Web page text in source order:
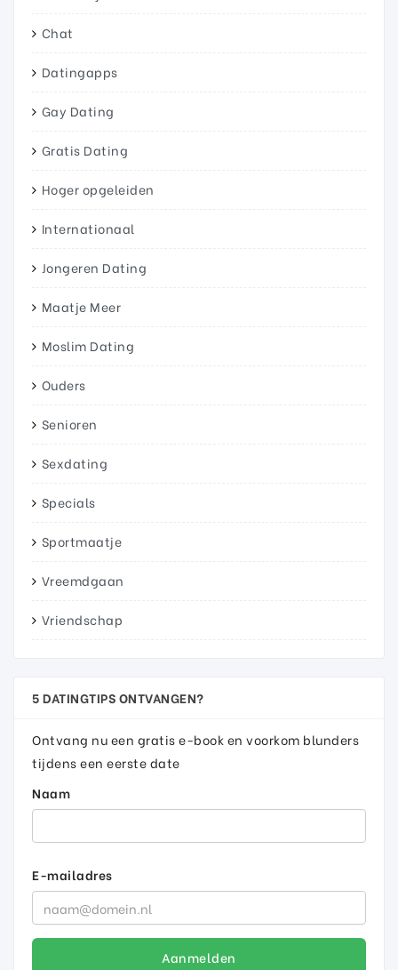
Chat
Datingapps
Gay Dating
Gratis Dating
Hoger opgeleiden
Internationaal
Jongeren Dating
Maatje Meer
Moslim Dating
Ouders
Senioren
Sexdating
Specials
Sportmaatje
Vreemdgaan
Vriendschap
5 DATINGTIPS ONTVANGEN?
Ontvang nu een gratis e-book en voorkom blunders
tijdens een eerste date
Naam
E-mailadres
Aanmelden